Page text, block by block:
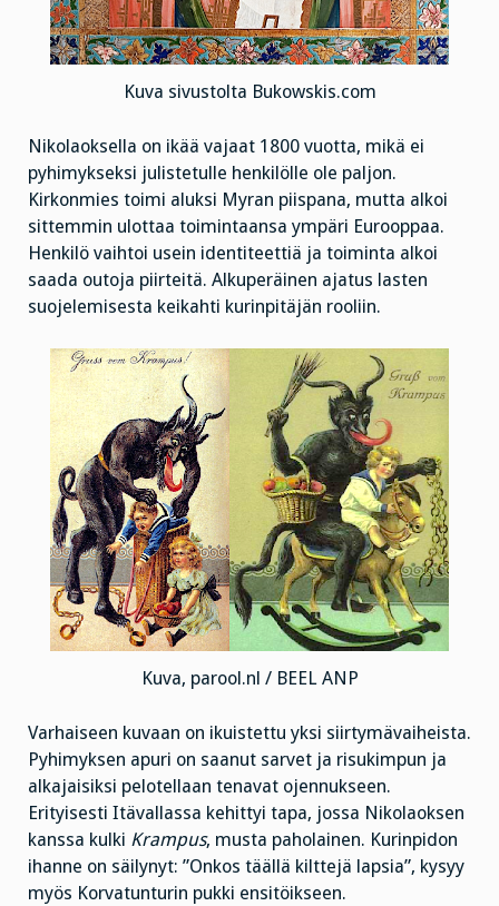
Kuva sivustolta Bukowskis.com
Nikolaoksella on ikää vajaat 1800 vuotta, mikä ei
pyhimykseksi julistetulle henkilölle ole paljon.
Kirkonmies toimi aluksi Myran piispana, mutta alkoi
sittemmin ulottaa toimintaansa ympäri Eurooppaa.
Henkilö vaihtoi usein identiteettiä ja toiminta alkoi
saada outoja piirteitä. Alkuperäinen ajatus lasten
suojelemisesta keikahti kurinpitäjän rooliin.
Kuva, parool.nl / BEEL ANP
Varhaiseen kuvaan on ikuistettu yksi siirtymävaiheista.
Pyhimyksen apuri on saanut sarvet ja risukimpun ja
alkajaisiksi pelotellaan tenavat ojennukseen.
Erityisesti Itävallassa kehittyi tapa, jossa Nikolaoksen
kanssa kulki Krampus, musta paholainen. Kurinpidon
ihanne on säilynyt: ”Onkos täällä kilttejä lapsia”, kysyy
myös Korvatunturin pukki ensitöikseen.